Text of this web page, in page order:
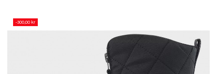
-300,00 kr